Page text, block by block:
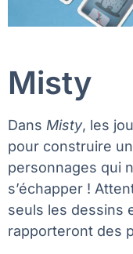
Misty
Dans Misty, les
pour construire
personnages qui
s’échapper !
seuls les dessins
rapporteront des